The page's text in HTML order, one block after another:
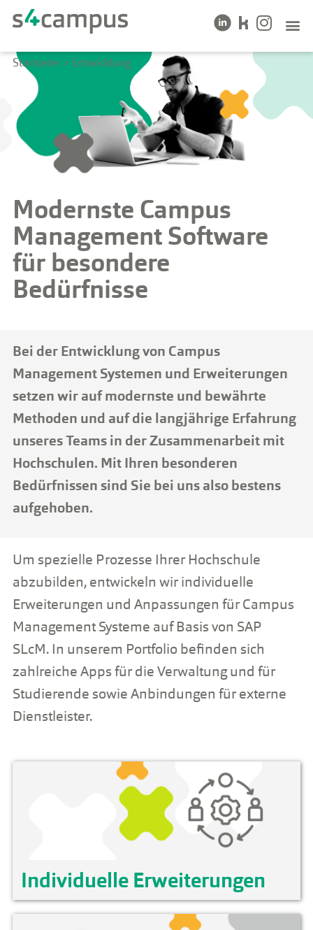
Startseite> Entwicklung
Modernste Campus
Management Software
für besondere
Bedürfnisse
Bei der Entwicklung von Campus
Management Systemen und Erweiterungen
setzen wir auf modernste und bewährte
Methoden und auf die langjährige Erfahrung
unseres Teams in der Zusammenarbeit mit
Hochschulen. Mit Ihren besonderen
Bedürfnissen sind Sie bei uns also bestens
aufgehoben.
Um spezielle Prozesse Ihrer Hochschule
abzubilden, entwickeln wir individuelle
Erweiterungen und Anpassungen für Campus
Management Systeme auf Basis von SAP
SLcM. In unserem Portfolio befinden sich
zahlreiche Apps für die Verwaltung und für
Studierende sowie Anbindungen für externe
Dienstleister.
Individuelle Erweiterungen